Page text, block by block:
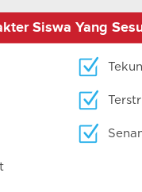
Siswa Yang
Tekun